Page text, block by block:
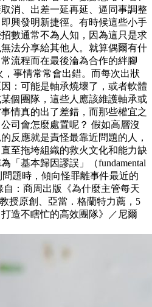
消、出差一延再延、逼同事調整
興發明新捷徑。有時候這些小手
數通常不為人知，因為這只是求
法分享給其他人。就算偶爾有什
流程而在最後淪為合作的絆腳
事情常常會出錯。而每次出狀
：可能是軸承燒壞了，或者軟體
個團隊，這些人應該維護軸承或
情真的出了差錯，而那些權宜之
司會怎麼處置呢？ 假如高層沒
反應就是責怪最靠近問題的人，
至拖垮組織的救火文化和能力缺
「基本歸因謬誤」（fundamental
問題時，傾向怪罪離事件最近的
自：商周出版《為什麼主管每天
授原創、亞當．格蘭特力薦，5
造不瞎忙的高效團隊》／尼爾